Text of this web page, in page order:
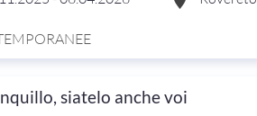
siatelo anche voi